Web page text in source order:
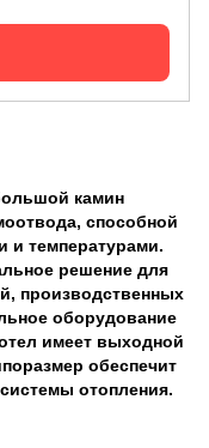
камин
способной
и температурами.
решение для
производственных
оборудование
имеет выходной
обеспечит
отопления.